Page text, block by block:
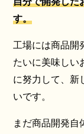
す。
工場には商品開
たいに美味しい
に努力して、新
いです。
まだ商品開発自